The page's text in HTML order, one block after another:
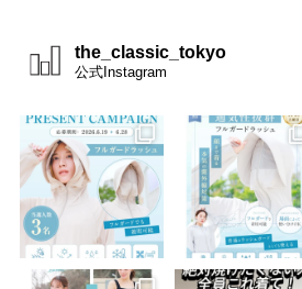
the_classic_tokyo
公式Instagram